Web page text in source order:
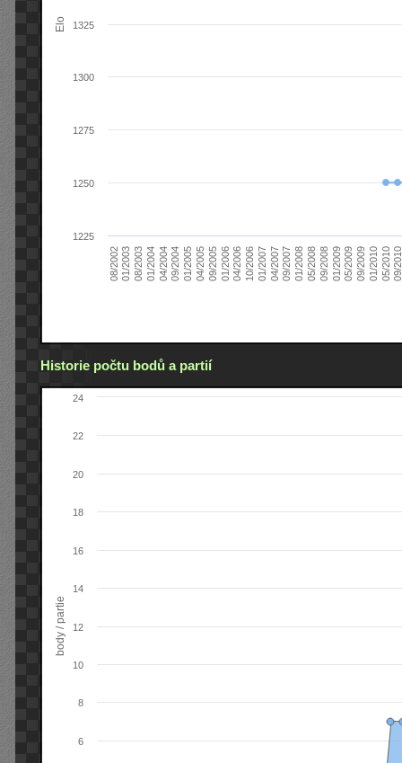
Elo
08/200201/200308/200301/200404/200409/200401/200504/200509/200501/200604/200610/200601/200704/200709/200701/200805/200809/200801/200905/200909/200901/201005/201009/
1300
1225
1250
1275
1325
Historie počtu bodů a partií
body / partie
6
8
10
12
14
16
18
20
22
24